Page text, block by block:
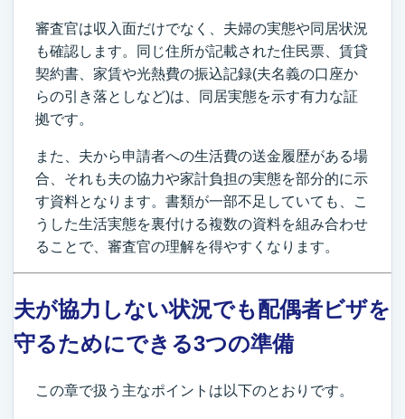
審査官は収入面だけでなく、夫婦の実態や同居状況
も確認します。同じ住所が記載された住民票、賃貸
契約書、家賃や光熱費の振込記録(夫名義の口座か
らの引き落としなど)は、同居実態を示す有力な証
拠です。
また、夫から申請者への生活費の送金履歴がある場
合、それも夫の協力や家計負担の実態を部分的に示
す資料となります。書類が一部不足していても、こ
うした生活実態を裏付ける複数の資料を組み合わせ
ることで、審査官の理解を得やすくなります。
夫が協力しない状況でも配偶者ビザを
守るためにできる3つの準備
この章で扱う主なポイントは以下のとおりです。